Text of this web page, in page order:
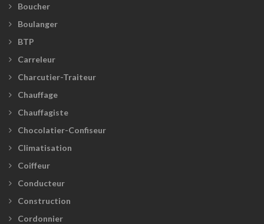
Boucher
Boulanger
BTP
Carreleur
Charcutier-Traiteur
Chauffage
Chauffagiste
Chocolatier-Confiseur
Climatisation
Coiffeur
Conducteur
Construction
Cordonnier